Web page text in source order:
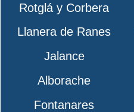
Rotglá y Corbera
Llanera de Ranes
Jalance
Alborache
Fontanares